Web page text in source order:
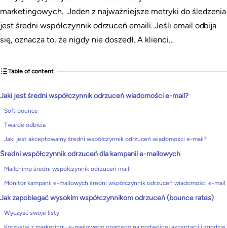
marketingowych. ​ Jeden z najważniejsze metryki do śledzenia
jest średni współczynnik odrzuceń emaili. Jeśli email odbija
się, oznacza to, że nigdy nie doszedł. A klienci…
Table of content
Jaki jest średni współczynnik odrzuceń wiadomości e-mail?
Soft bounce
Twarde odbicia
Jaki jest akceptowalny średni współczynnik odrzuceń wiadomości e-mail?
Średni współczynnik odrzuceń dla kampanii e-mailowych
Mailchimp średni współczynnik odrzuceń maili
Monitor kampanii e-mailowych średni współczynnik odrzuceń wiadomości e-mail
Jak zapobiegać wysokim współczynnikom odrzuceń (bounce rates)
Wyczyść swoje listy